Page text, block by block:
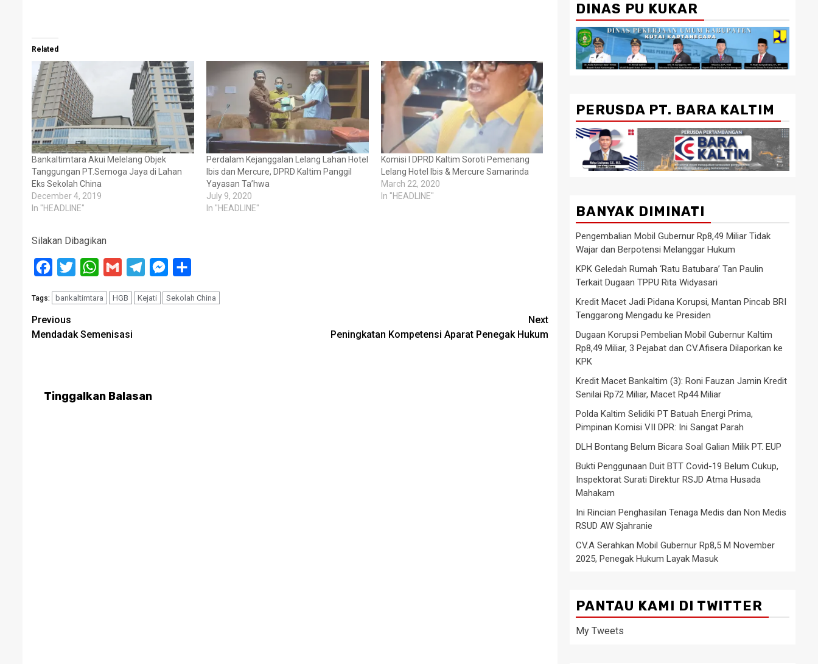
Related
Bankaltimtara Akui Melelang Objek
Tanggungan PT.Semoga Jaya di Lahan
Eks Sekolah China
December 4, 2019
In "HEADLINE"
Perdalam Kejanggalan Lelang Lahan Hotel
Ibis dan Mercure, DPRD Kaltim Panggil
Yayasan Ta’hwa
July 9, 2020
In "HEADLINE"
Komisi l DPRD Kaltim Soroti Pemenang
Lelang Hotel Ibis & Mercure Samarinda
March 22, 2020
In "HEADLINE"
Silakan Dibagikan
Facebook
Twitter WhatsApp
Gmail TelegramMessenger
Tags: bankaltimtara HGB Kejati Sekolah China
Post
navigation
Previous
Mendadak Semenisasi
Next
Peningkatan Kompetensi Aparat Penegak Hukum
Tinggalkan Balasan
DINAS PU KUKAR
PERUSDA PT. BARA KALTIM
BANYAK DIMINATI
Pengembalian Mobil Gubernur Rp8,49 Miliar Tidak
Wajar dan Berpotensi Melanggar Hukum
KPK Geledah Rumah ‘Ratu Batubara’ Tan Paulin
Terkait Dugaan TPPU Rita Widyasari
Kredit Macet Jadi Pidana Korupsi, Mantan Pincab BRI
Tenggarong Mengadu ke Presiden
Dugaan Korupsi Pembelian Mobil Gubernur Kaltim
Rp8,49 Miliar, 3 Pejabat dan CV.Afisera Dilaporkan ke
KPK
Kredit Macet Bankaltim (3): Roni Fauzan Jamin Kredit
Senilai Rp72 Miliar, Macet Rp44 Miliar
Polda Kaltim Selidiki PT Batuah Energi Prima,
Pimpinan Komisi VII DPR: Ini Sangat Parah
DLH Bontang Belum Bicara Soal Galian Milik PT. EUP
Bukti Penggunaan Duit BTT Covid-19 Belum Cukup,
Inspektorat Surati Direktur RSJD Atma Husada
Mahakam
Ini Rincian Penghasilan Tenaga Medis dan Non Medis
RSUD AW Sjahranie
CV.A Serahkan Mobil Gubernur Rp8,5 M November
2025, Penegak Hukum Layak Masuk
PANTAU KAMI DI TWITTER
My Tweets